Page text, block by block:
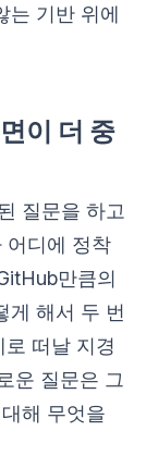
는 기반 위에
이 더 중
질문을 하고
어디에 정착
만큼의
게 해서 두 번
떠날 지경
운 질문은 그
해 무엇을